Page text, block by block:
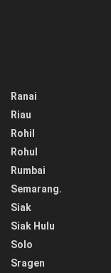
Ranai
Riau
Rohil
Rohul
Rumbai
Semarang.
Siak
Siak Hulu
Solo
Sragen